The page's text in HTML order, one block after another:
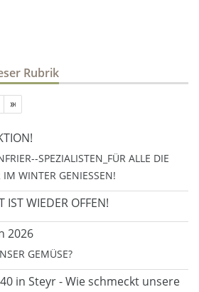
Rubrik
SPEZIALISTEN_FÜR ALLE DIE
WINTER GENIESSEN!
IST WIEDER OFFEN!
2026
GEMÜSE?
in Steyr - Wie schmeckt unsere